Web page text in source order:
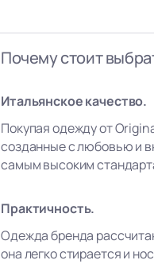
Почему стоит
Итальянское качество.
Покупая одежду от
созданные с любовью и
самым высоким
Практичность.
Одежда бренда
она легко стирается и